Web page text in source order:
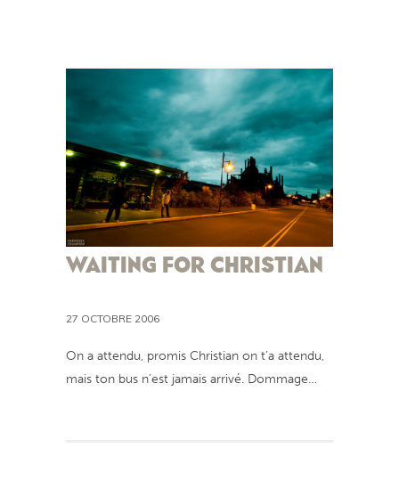
WAITING FOR CHRISTIAN
27 OCTOBRE 2006
On a attendu, promis Christian on t’a attendu,
mais ton bus n’est jamais arrivé. Dommage…